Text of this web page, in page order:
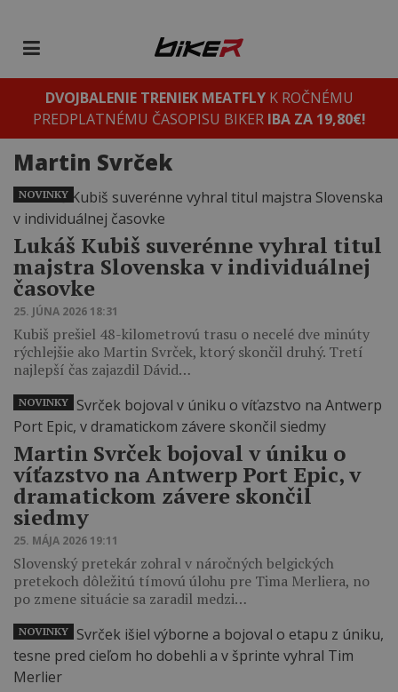
DVOJBALENIE TRENIEK MEATFLYK ROČNÉMU
PREDPLATNÉMU ČASOPISU BIKER IBA ZA 19,80€!
Martin Svrček
Lukáš Kubiš suverénne vyhral titul
majstra Slovenska v individuálnej
časovke
25. JÚNA 2026 18:31
Kubiš prešiel 48-kilometrovú trasu o necelé dve minúty
rýchlejšie ako Martin Svrček, ktorý skončil druhý. Tretí
najlepší čas zajazdil Dávid…
NOVINKY
Martin Svrček bojoval v úniku o
víťazstvo na Antwerp Port Epic, v
dramatickom závere skončil
siedmy
25. MÁJA 2026 19:11
Slovenský pretekár zohral v náročných belgických
pretekoch dôležitú tímovú úlohu pre Tima Merliera, no
po zmene situácie sa zaradil medzi…
NOVINKY
NOVINKY